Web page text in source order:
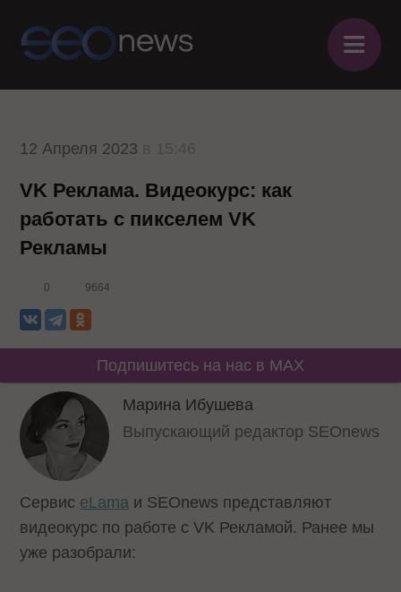
≡
12 Апреля 2023
VK Реклама. Видеокурс: как
работать с пикселем VK
Рекламы
0 9664
Подпишитесь на нас в MAX
Марина Ибушева
Выпускающий редактор SEOnews
Сервис eLama и SEOnews представляют
видеокурс по работе с VK Рекламой. Ранее мы
уже разобрали: